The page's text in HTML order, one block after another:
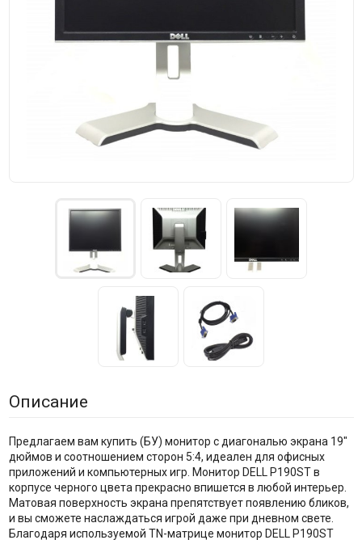
Описание
Предлагаем вам купить (БУ) монитор с диагональю экрана 19"
дюймов и соотношением сторон 5:4, идеален для офисных
приложений и компьютерных игр. Монитор DELL P190ST в
корпусе черного цвета прекрасно впишется в любой интерьер.
Матовая поверхность экрана препятствует появлению бликов,
и вы сможете наслаждаться игрой даже при дневном свете.
Благодаря используемой TN-матрице монитор DELL P190ST